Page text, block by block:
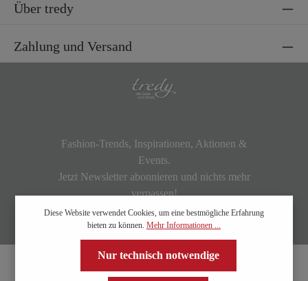
Über tredy
Zahlung und Versand
Fashion-Trends, Inspirationen, Aktionen &
Events.
Jetzt Newsletter abonnieren und nichts mehr
verpassen!
Diese Website verwendet Cookies, um eine bestmögliche Erfahrung
bieten zu können. Mehr Informationen ...
Nur technisch notwendige